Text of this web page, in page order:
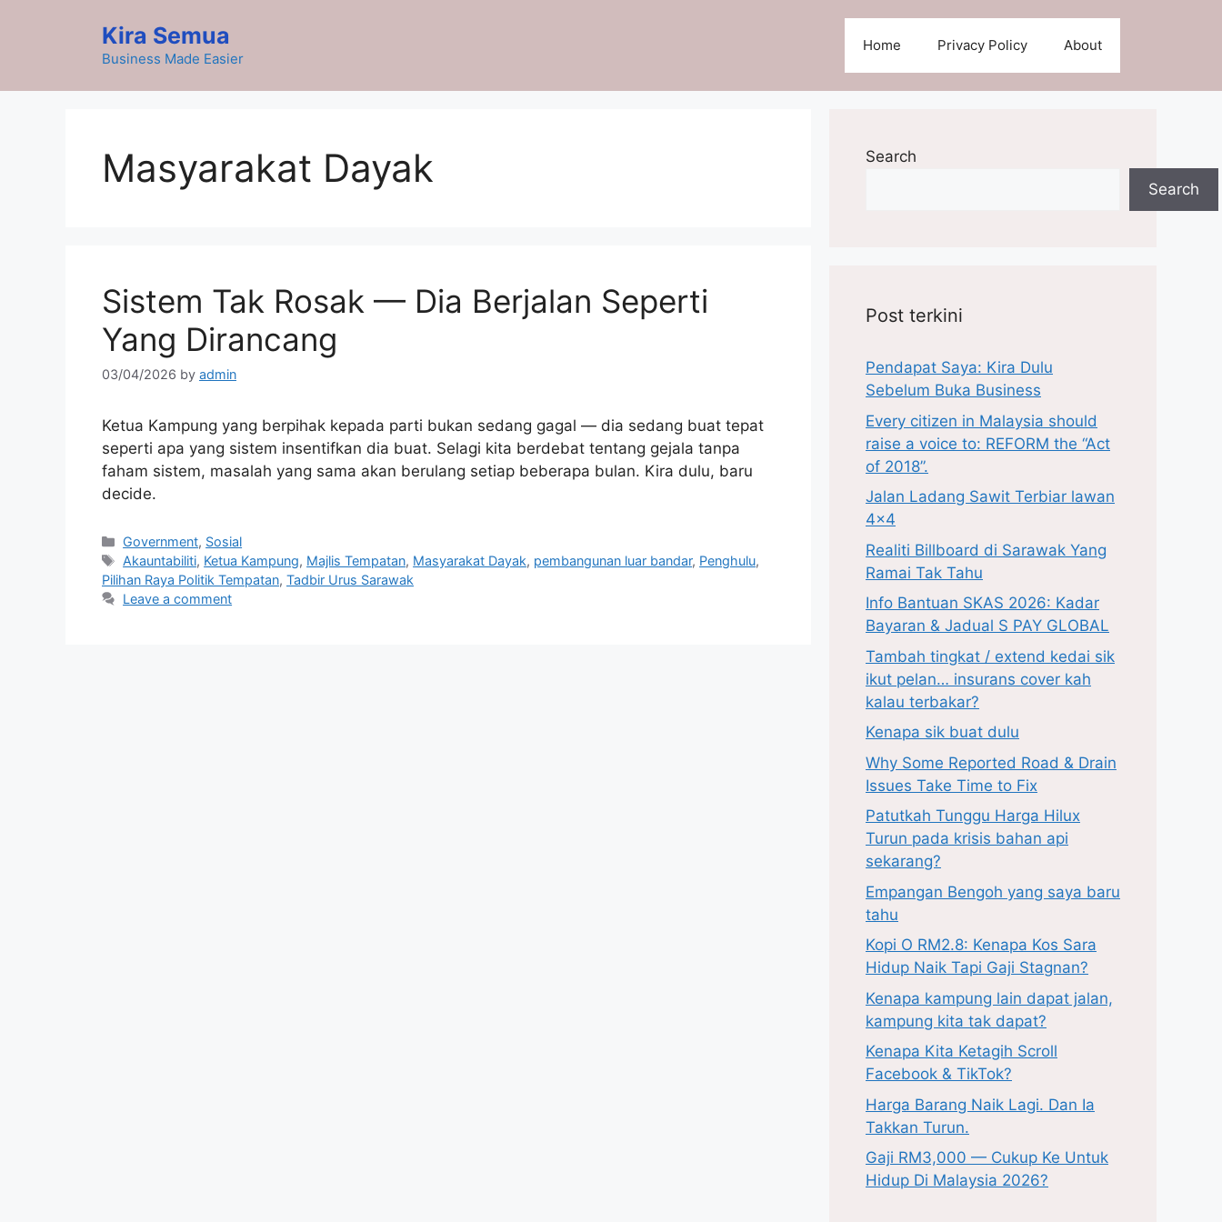
Kira Semua
Business Made Easier
Home Privacy Policy About
Masyarakat Dayak
Sistem Tak Rosak — Dia Berjalan Seperti
Yang Dirancang
03/04/2026 by admin
Ketua Kampung yang berpihak kepada parti bukan sedang gagal — dia sedang buat tepat
seperti apa yang sistem insentifkan dia buat. Selagi kita berdebat tentang gejala tanpa
faham sistem, masalah yang sama akan berulang setiap beberapa bulan. Kira dulu, baru
decide.
Categories
Government, Sosial
Tags
Akauntabiliti, Ketua Kampung, Majlis Tempatan, Masyarakat Dayak, pembangunan luar bandar, Penghulu,
Pilihan Raya Politik Tempatan, Tadbir Urus Sarawak
Leave a comment
Search
Search
Post terkini
Pendapat Saya: Kira Dulu
Sebelum Buka Business
Every citizen in Malaysia should
raise a voice to: REFORM the “Act
of 2018”.
Jalan Ladang Sawit Terbiar lawan
4×4
Realiti Billboard di Sarawak Yang
Ramai Tak Tahu
Info Bantuan SKAS 2026: Kadar
Bayaran & Jadual S PAY GLOBAL
Tambah tingkat / extend kedai sik
ikut pelan… insurans cover kah
kalau terbakar?
Kenapa sik buat dulu
Why Some Reported Road & Drain
Issues Take Time to Fix
Patutkah Tunggu Harga Hilux
Turun pada krisis bahan api
sekarang?
Empangan Bengoh yang saya baru
tahu
Kopi O RM2.8: Kenapa Kos Sara
Hidup Naik Tapi Gaji Stagnan?
Kenapa kampung lain dapat jalan,
kampung kita tak dapat?
Kenapa Kita Ketagih Scroll
Facebook & TikTok?
Harga Barang Naik Lagi. Dan Ia
Takkan Turun.
Gaji RM3,000 — Cukup Ke Untuk
Hidup Di Malaysia 2026?